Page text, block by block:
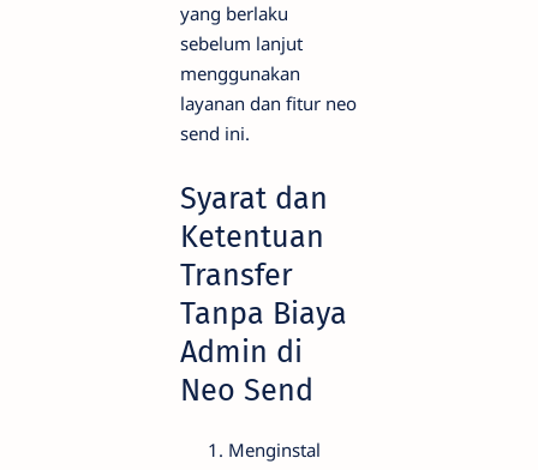
yang berlaku
sebelum lanjut
menggunakan
layanan dan fitur neo
send ini.
Syarat dan
Ketentuan
Transfer
Tanpa Biaya
Admin di
Neo Send
Menginstal